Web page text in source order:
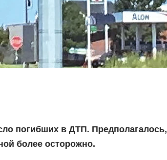
погибших в ДТП. Предполагалось,
более осторожно.